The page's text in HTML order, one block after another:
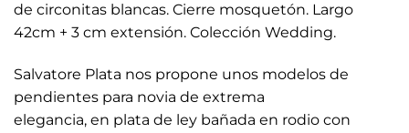
de circonitas blancas. Cierre mosquetón. Largo
42cm + 3 cm extensión. Colección Wedding.
Salvatore Plata nos propone unos modelos de
pendientes para novia de extrema
elegancia, en plata de ley bañada en rodio con